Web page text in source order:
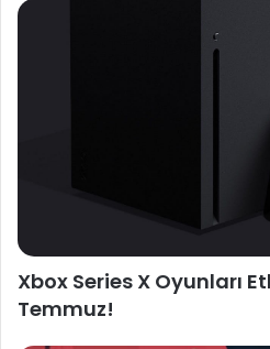
Xbox Series X Oyunları
Temmuz!